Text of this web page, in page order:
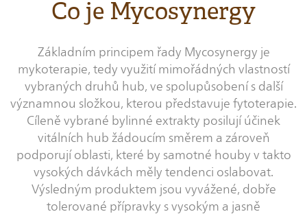
Co je Mycosynergy
Základním principem řady Mycosynergy je
mykoterapie, tedy využití mimořádných vlastností
vybraných druhů hub, ve spolupůsobení s další
významnou složkou, kterou představuje fytoterapie.
Cíleně vybrané bylinné extrakty posilují účinek
vitálních hub žádoucím směrem a zároveň
podporují oblasti, které by samotné houby v takto
vysokých dávkách měly tendenci oslabovat.
Výsledným produktem jsou vyvážené, dobře
tolerované přípravky s vysokým a jasně